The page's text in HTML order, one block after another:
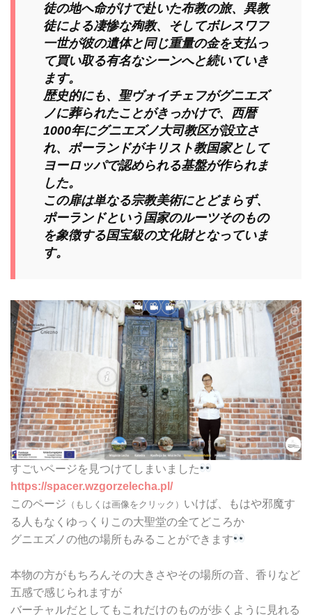
徒の地へ命がけで赴いた布教の旅、異教
徒による凄惨な殉教、そしてボレスワフ
一世が彼の遺体と同じ重量の金を支払っ
て買い取る有名なシーンへと続いていき
ます。
歴史的にも、聖ヴォイチェフがグニエズ
ノに葬られたことがきっかけで、西暦
1000年にグニエズノ大司教区が設立さ
れ、ポーランドがキリスト教国家として
ヨーロッパで認められる基盤が作られま
した。
この扉は単なる宗教美術にとどまらず、
ポーランドという国家のルーツそのもの
を象徴する国宝級の文化財となっていま
す。
すごいページを見つけてしまいました
https://spacer.wzgorzelecha.pl/
このページ （もしくは画像をクリック） いけば、もはや邪魔す
る人もなくゆっくりこの大聖堂の全てどころか
グニエズノの他の場所もみることができます
本物の方がもちろんその大きさやその場所の音、香りなど
五感で感じられますが
バーチャルだとしてもこれだけのものが歩くように見れる